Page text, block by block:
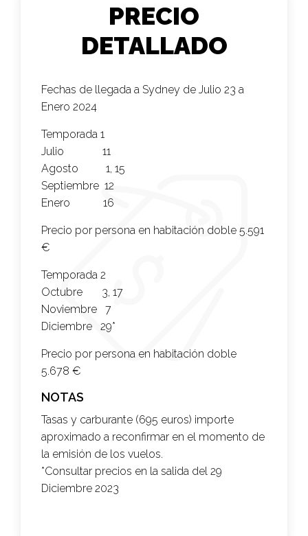
PRECIO
DETALLADO
Fechas de llegada a Sydney de Julio 23 a
Enero 2024
Temporada 1
Julio 11
Agosto 1, 15
Septiembre 12
Enero 16
Precio por persona en habitación doble 5.591
€
Temporada 2
Octubre 3, 17
Noviembre 7
Diciembre 29*
Precio por persona en habitación doble
5.678 €
NOTAS
Tasas y carburante (695 euros) importe
aproximado a reconfirmar en el momento de
la emisión de los vuelos.
*Consultar precios en la salida del 29
Diciembre 2023